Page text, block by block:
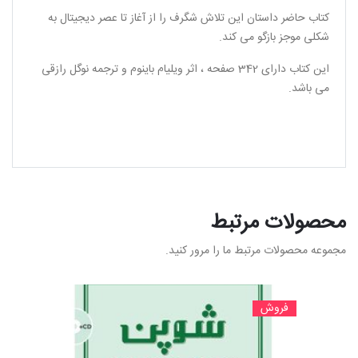
کتاب حاضر داستان این تلاش شگرف را از آغاز تا عصر دیجیتال به
شکلی موجز بازگو می کند.
این کتاب دارای 342 صفحه ، اثر ویلیام باینوم و ترجمه نوگل رازقی
می باشد.
محصولات مرتبط
مجموعه محصولات مرتبط ما را مرور کنید.
فروش